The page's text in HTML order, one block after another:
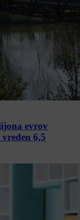
evrov
6,5